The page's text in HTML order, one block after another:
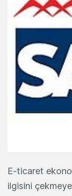
E-ticaret
ilgisini